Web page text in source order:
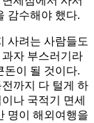
감수해야 했다.
사려는 사람들도
자 부스러기라
돈이 될 것이다.
까지 다 털게 하
나 국적기 면세
명이 해외여행을